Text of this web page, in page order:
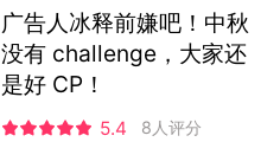
广告人冰释前嫌吧！中秋
没有 challenge，大家还
是好 CP！
5.4 8人评分